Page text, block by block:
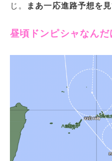
じ。 まあ一応進路予想を
昼頃ドンピシャなんだ